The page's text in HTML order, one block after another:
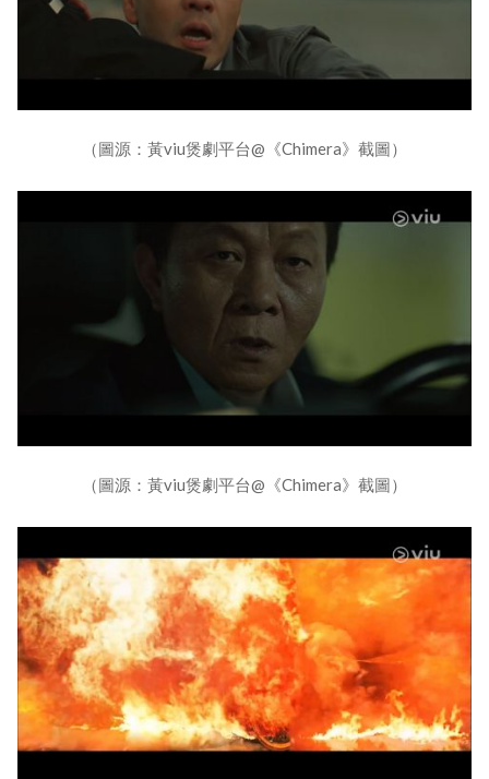
（圖源：黃viu煲劇平台@《Chimera》截圖）
（圖源：黃viu煲劇平台@《Chimera》截圖）